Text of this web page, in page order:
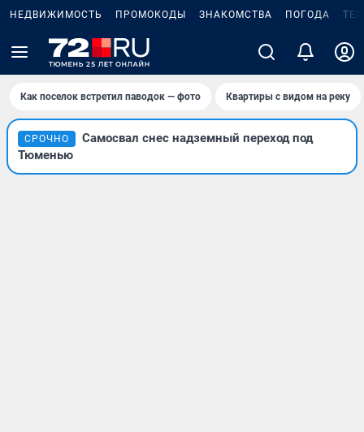
НЕДВИЖИМОСТЬ ПРОМОКОДЫ ЗНАКОМСТВА ПОГОДА
Как поселок встретил паводок — фото Квартиры с видом на реку
СРОЧНО
Самосвал снес надземный переход под
Тюменью